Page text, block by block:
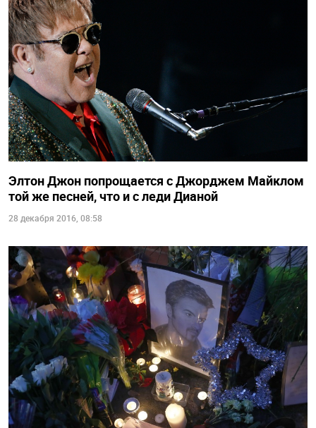
Элтон Джон попрощается с Джорджем Майклом
той же песней, что и с леди Дианой
28 декабря 2016, 08:58